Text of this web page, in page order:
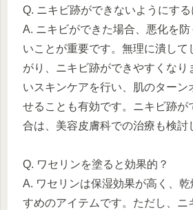
Q. ニキビ跡ができないようにする
A. ニキビができた場合、悪化を
いことが重要です。無理に潰して
がり、ニキビ跡ができやすくなり
いスキンケアを行い、肌のターン
せることも有効です。ニキビ跡が
合は、美容皮膚科での治療も検討
Q. ワセリンを塗ると効果的？
A. ワセリンは保湿効果が高く、
すめのアイテムです。ただし、ニ